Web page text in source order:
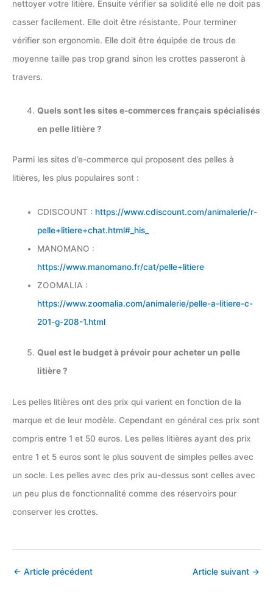
nettoyer votre litière. Ensuite vérifier sa solidité elle ne doit pas
casser facilement. Elle doit être résistante. Pour terminer
vérifier son ergonomie. Elle doit être équipée de trous de
moyenne taille pas trop grand sinon les crottes passeront à
travers.
Quels sont les sites e-commerces français spécialisés
en pelle litière ?
Parmi les sites d’e-commerce qui proposent des pelles à
litières, les plus populaires sont :
CDISCOUNT : https://www.cdiscount.com/animalerie/r-
pelle+litiere+chat.html#_his_
MANOMANO :
https://www.manomano.fr/cat/pelle+litiere
ZOOMALIA :
https://www.zoomalia.com/animalerie/pelle-a-litiere-c-
201-g-208-1.html
Quel est le budget à prévoir pour acheter un pelle
litière ?
Les pelles litières ont des prix qui varient en fonction de la
marque et de leur modèle. Cependant en général ces prix sont
compris entre 1 et 50 euros. Les pelles litières ayant des prix
entre 1 et 5 euros sont le plus souvent de simples pelles avec
un socle. Les pelles avec des prix au-dessus sont celles avec
un peu plus de fonctionnalité comme des réservoirs pour
conserver les crottes.
← Article précédent Article suivant →